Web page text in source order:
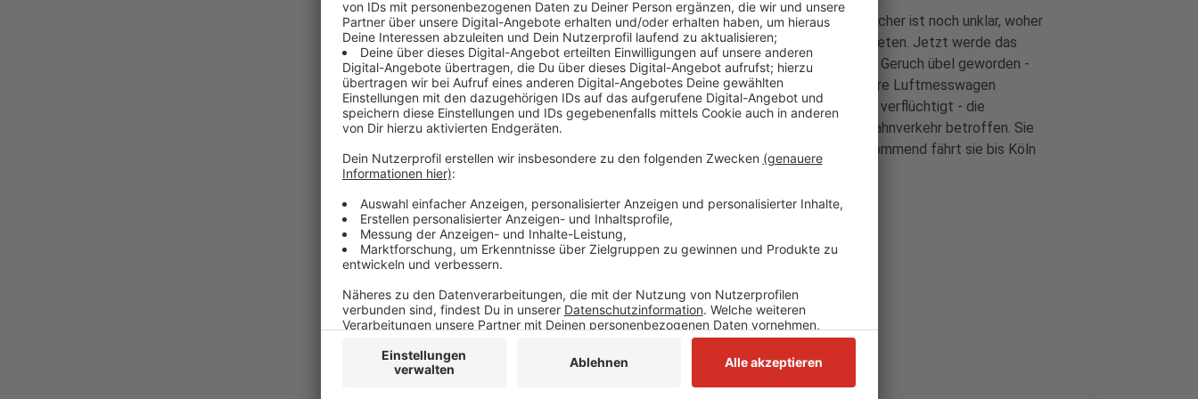
Eine Gefahr habe aber nicht bestanden. Laut einem Currenta-Sprecher ist noch unklar, woher
der Gestank kam. Es sei nichts bei den ansässigen Firmen ausgetreten. Jetzt werde das
Abwasser-System überprüft. Einem Feuerwehrmann war von dem Geruch übel geworden -
mittlerweile sei er aber wieder wohlauf. Derzeit seien auch mehrere Luftmesswagen
unterwegs, so der Sprecher. Offenbar habe sich der Gestank aber verflüchtigt - die
Messergebnisse seien unauffällig. Von dem Vorfall ist auch der Bahnverkehr betroffen. Sie
endet die S11 aus Düsseldorf kommend in Dormagen. Aus Köln kommend fährt sie bis Köln